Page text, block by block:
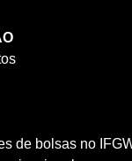
de bolsas no